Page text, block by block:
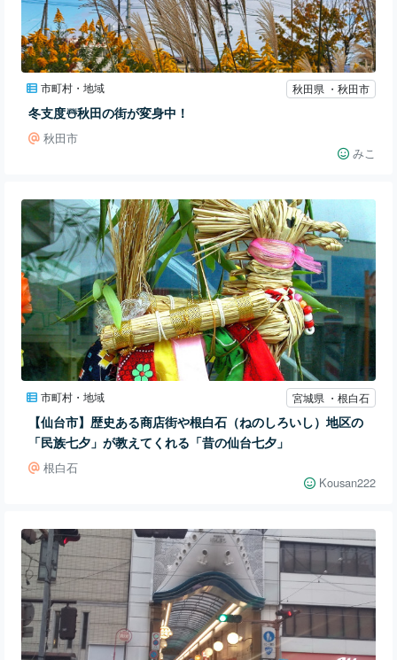
市町村・地域 秋田県 ・秋田市
冬支度☃️秋田の街が変身中！
秋田市
みこ
市町村・地域 宮城県 ・根白石
【仙台市】歴史ある商店街や根白石（ねのしろいし）地区の
「民族七夕」が教えてくれる「昔の仙台七夕」
根白石
Kousan222